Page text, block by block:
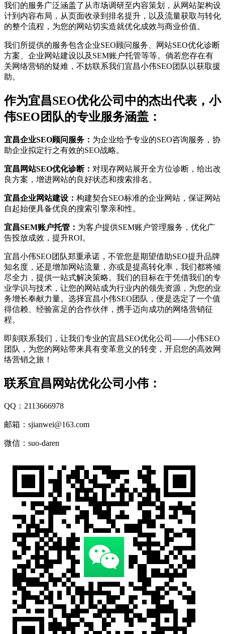
我们的服务广泛涵盖了从市场调研至内容策划，从网站架构设
计到内容布局，从页面收录到排名提升，以及流量获取与转化
的整个流程，为您的网站切实造就优化成效与商业价值。
我们所提供的服务包含企业SEO顾问服务、网站SEO优化诊断
方案、企业网站建设以及SEM账户托管等等。倘若您存在有
关网络营销的疑难，不妨联系我们宜昌小伟SEO团队以获取援
助。
作为宜昌SEO优化公司中的杰出代表，小
伟SEO团队的专业服务涵盖：
宜昌企业SEO顾问服务： 为企业给予专业的SEO咨询服务，协
助企业拟定行之有效的SEO战略。
宜昌网站SEO优化诊断： 对现存网站展开全方位诊断，给出改
良方案，增进网站的良好状态和搜索排名。
宜昌企业网站建设： 构建契合SEO标准的企业网站，保证网站
自起始便具备优良的搜索引擎亲和性。
宜昌SEM账户托管： 为客户提供SEM账户管理服务，优化广
告投放成效，提升ROI。
宜昌小伟SEO团队郑重承诺，不管您是期望借助SEO提升品牌
知名度，还是增加网站流量，亦或是提高转化率，我们都将倾
尽全力，提供一站式解决策略。我们的目标在于凭借我们的专
业学识与技术，让您的网站成为行业内的领先资源，为您的业
务增长奉献力量。选择宜昌小伟SEO团队，便是选定了一个值
得信赖、经验富足的合作伙伴，携手迈向成功的网络营销征
程。
即刻联系我们，让我们专业的宜昌SEO优化公司——小伟SEO
团队，为您的网站带来具有变革意义的转变，开启您的高效网
络营销之旅！
联系宜昌网站优化公司小伟：
QQ：2113666978
邮箱：sjianwei@163.com
微信：suo-daren